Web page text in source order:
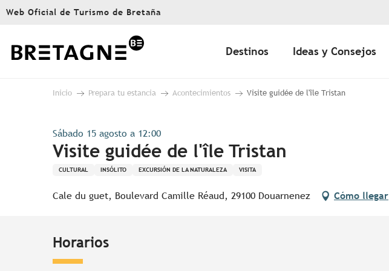
Aller
principal
Web Oficial de Turismo de Bretaña
Destinos Ideas y Consejos
Inicio Prepara tu estancia Acontecimientos Visite guidée de l'île Tristan
Sábado 15 agosto a 12:00
Visite guidée de l'île Tristan
CULTURAL INSÓLITO EXCURSIÓN DE LA NATURALEZA VISITA
Cale du guet, Boulevard Camille Réaud, 29100 Douarnenez Cómo llegar
Horarios